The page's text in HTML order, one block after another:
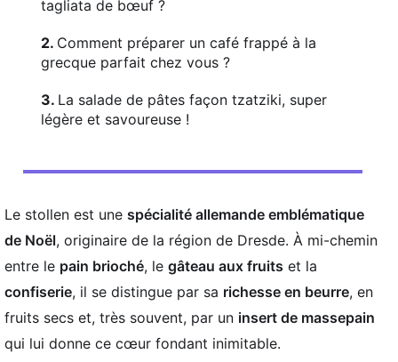
tagliata de bœuf ?
Comment préparer un café frappé à la
grecque parfait chez vous ?
La salade de pâtes façon tzatziki, super
légère et savoureuse !
Le stollen est une spécialité allemande emblématique
de Noël, originaire de la région de Dresde. À mi-chemin
entre le pain brioché, le gâteau aux fruits et la
confiserie, il se distingue par sa richesse en beurre, en
fruits secs et, très souvent, par un insert de massepain
qui lui donne ce cœur fondant inimitable.